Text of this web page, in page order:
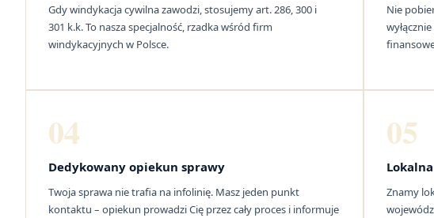
Gdy windykacja cywilna zawodzi, stosujemy art. 286, 300 i
301 k.k. To nasza specjalność, rzadka wśród firm
windykacyjnych w Polsce.
Nie
04
Dedykowany opiekun sprawy
Twoja sprawa nie trafia na infolinię. Masz jeden punkt
kontaktu – opiekun prowadzi Cię przez cały proces i informuje
05
Znamy